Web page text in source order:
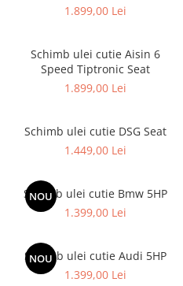
1.899,00 Lei
Schimb ulei cutie Aisin 6
Speed Tiptronic Seat
1.899,00 Lei
Schimb ulei cutie DSG Seat
1.449,00 Lei
NOU
Schimb ulei cutie Bmw 5HP
1.399,00 Lei
NOU
Schimb ulei cutie Audi 5HP
1.399,00 Lei